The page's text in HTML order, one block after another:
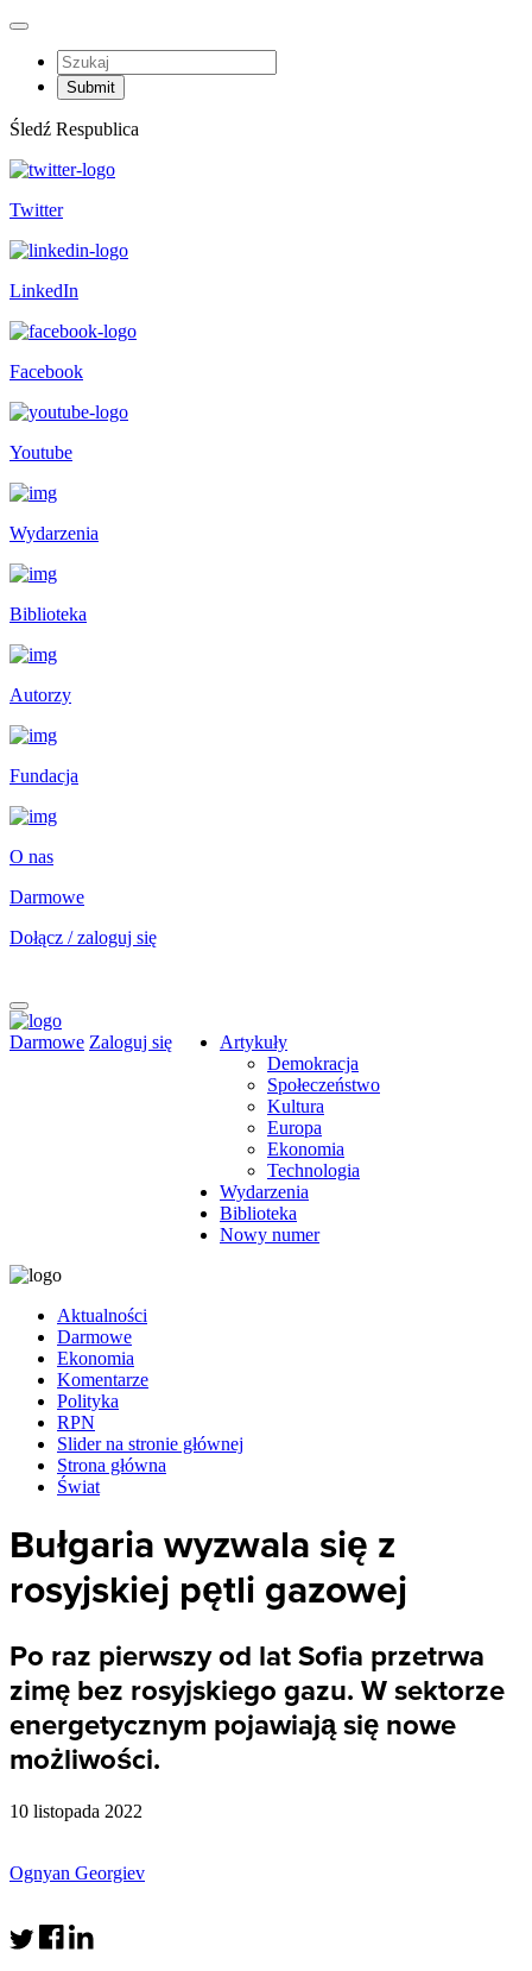
Śledź Respublica
Twitter
LinkedIn
Facebook
Youtube
Wydarzenia
Biblioteka
Autorzy
Fundacja
O nas
Darmowe
Dołącz / zaloguj się
Darmowe Zaloguj się
Artykuły
Demokracja
Społeczeństwo
Kultura
Europa
Ekonomia
Technologia
Wydarzenia
Biblioteka
Nowy numer
Aktualności
Darmowe
Ekonomia
Komentarze
Polityka
RPN
Slider na stronie głównej
Strona główna
Świat
Bułgaria wyzwala się z
rosyjskiej pętli gazowej
Po raz pierwszy od lat Sofia przetrwa
zimę bez rosyjskiego gazu. W sektorze
energetycznym pojawiają się nowe
możliwości.
10 listopada 2022
Ognyan Georgiev